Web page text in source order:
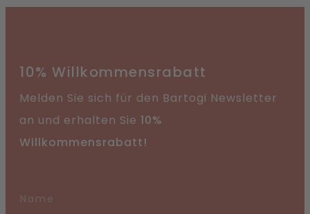
10% Willkommensrabatt
Melden Sie sich für den Bartogi Newsletter
an und erhalten Sie 10%
Willkommensrabatt!